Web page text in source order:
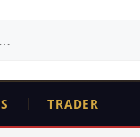
TRADER